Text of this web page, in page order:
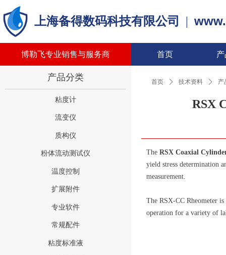
上海备得数码科技有限公司 |
首页
博勒飞专业销售与服务商
RSX
首页 ꄲ 技术资料 ꄲ 产
The RSX Coaxial
yield stress determination
measurement.
The RSX-CC Rheometer
operation for a variety of
粘度计
流变仪
质构仪
粉体流动测试仪
温度控制
扩展附件
专业软件
常规配件
粘度标准液
产品分类